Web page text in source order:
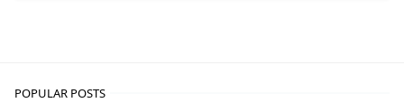
POPULAR POSTS